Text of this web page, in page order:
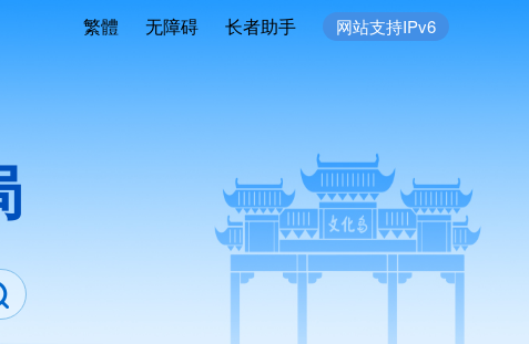
繁體 无障碍 长者助手 网站支持IPv6